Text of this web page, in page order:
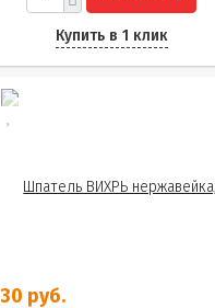
Купить в 1 клик
30 руб.